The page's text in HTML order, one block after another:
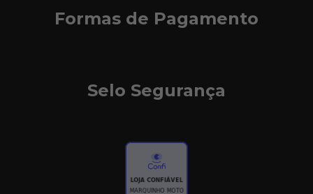
Formas de Pagamento
Selo Segurança